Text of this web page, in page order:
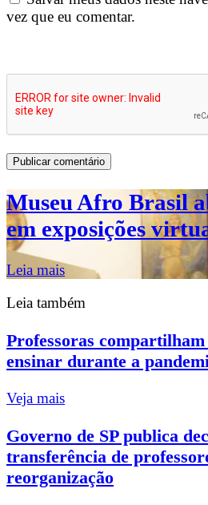
vez que eu comentar.
Museu Afro Brasil
em exposições
Leia mais
Leia também
Professoras
ensinar durante a
Veja mais
Governo de SP publica
transferência de
reorganização